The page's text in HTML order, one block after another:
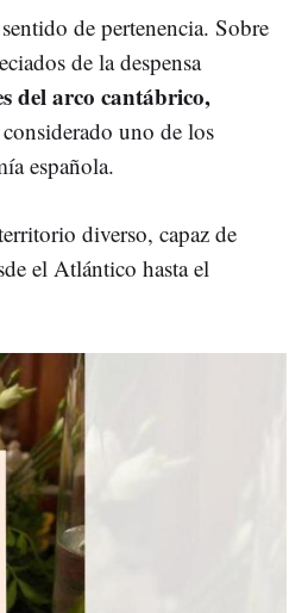
de pertenencia. Sobre
de la despensa
del arco cantábrico,
uno de los
española.
diverso, capaz de
el Atlántico hasta el